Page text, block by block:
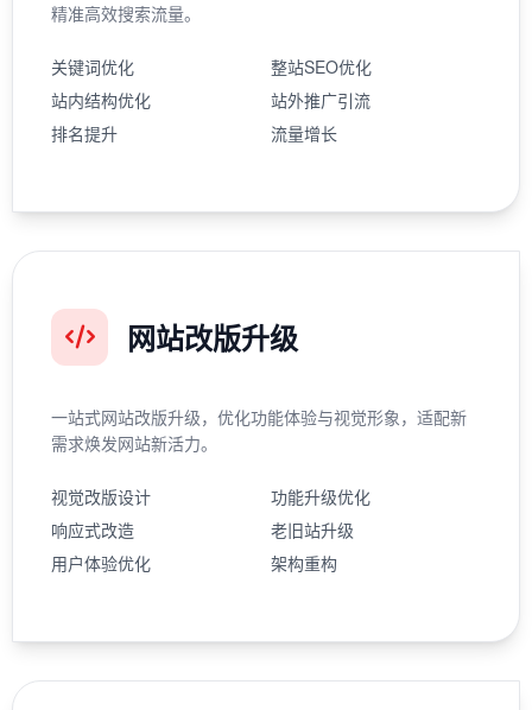
精准高效搜索流量。
关键词优化
整站SEO优化
站内结构优化
站外推广引流
排名提升
流量增长
网站改版升级
一站式网站改版升级，优化功能体验与视觉形象，适配新
需求焕发网站新活力。
视觉改版设计
功能升级优化
响应式改造
老旧站升级
用户体验优化
架构重构